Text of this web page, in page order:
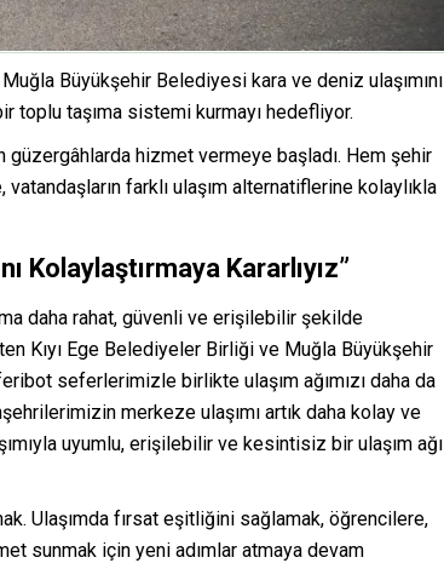
Büyükşehir Belediyesi kara ve deniz ulaşımını
toplu taşıma sistemi kurmayı hedefliyor.
hizmet vermeye başladı. Hem şehir
farklı ulaşım alternatiflerine kolaylıkla
Kolaylaştırmaya Kararlıyız”
daha rahat, güvenli ve erişilebilir şekilde
Kıyı Ege Belediyeler Birliği ve Muğla Büyükşehir
seferlerimizle birlikte ulaşım ağımızı daha da
merkeze ulaşımı artık daha kolay ve
uyumlu, erişilebilir ve kesintisiz bir ulaşım ağı
Ulaşımda fırsat eşitliğini sağlamak, öğrencilere,
sunmak için yeni adımlar atmaya devam